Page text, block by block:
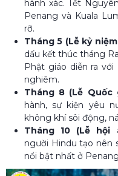
hành xác. Tết
Penang và Kuala
rỡ.
Tháng 5 (Lễ kỷ
dấu kết thúc tháng
Phật giáo diễn ra
nghiêm.
Tháng 8 (Lễ Quốc
hành, sự kiện yêu
không khí sôi động,
Tháng 10 (Lễ hội
người Hindu tạo nên
nổi bật nhất ở